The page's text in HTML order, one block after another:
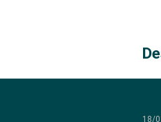
18/